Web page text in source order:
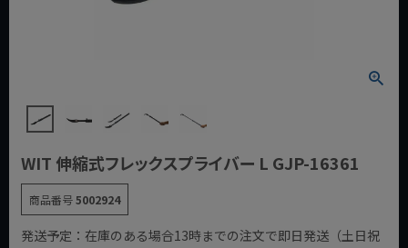
WIT 伸縮式フレックスプライバー L GJP-16361
商品番号5002924
発送予定：在庫のある場合13時までの注文で即日発送（土日祝